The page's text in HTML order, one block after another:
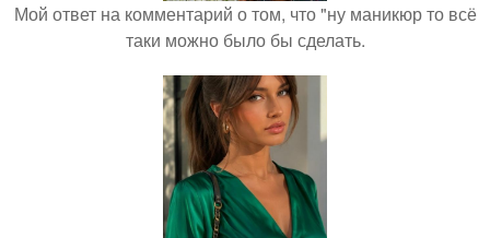
Мой ответ на комментарий о том, что "ну маникюр то всё
таки можно было бы сделать.